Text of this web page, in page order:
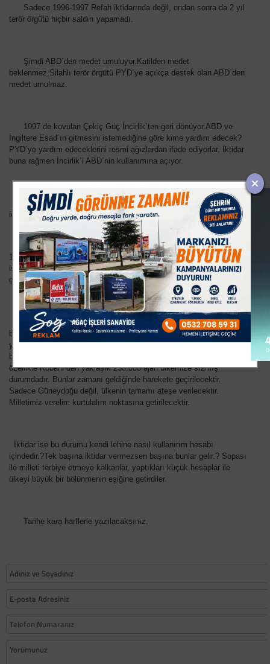
Sadece 1996-1997 Refah iktidarında değil, ondan sonra da 2 yıl
terör örgütü hiçbir saldırı yapamadı.
Şimdi ABD´den medet umuluyor.Katilden medet
beklenmez.Silahlı terör örgütü PYD´ye açıkça destek olan ABD´den
medet umulmaz.
1997 de kovulan Çekiç Güç İncirlik´ten geri dönüyor.ABD ve
İngiltere Esad´ın gitmesini istemediğine göre kime yardım edecek?
PYD´ye yardım edeceklerini resmi ağızlardan ifade ediyorlar. İktidar
buna rağmen İncirlik´i ABD´nin kullanımına açıyor.
Güçlü devletler, menfaatlerini korumak için başka devletlerden
icazet almazlar.Hele hele başka devletlerin silahlarına güvenmezler.
13 yıldır yapılmakta olan Uluslar arası Emperyalistlerin arzu ve
isteklerini milletimize hoş gösterme, zehiri bal ile karıştırıp yedirme
gayretinden başka bir şey değil.
Emperyalistlerin önümüze koyduğu ÇÖZÜM SÜRECİ ile
bölgede silahlı kuvvetlerimizin gücü budandı, antiterör kabiliyetleri
yok edildi. Bölge PKK´ya teslim edildi. Şimdi bunun sonucunda
bölgede hakimiyet tekrar sağlanamıyor. Diğer taraftan Suriye´den ve
özellikle Kobani´den yaklaşık 250.000 ajan ülkemize sızmış
durumdadır. Bunlar zamanı geldiğinde harekete geçirilecektir.
Sadece Güneydoğu değil, ülkenin tamamı ateşe verilecektir.
Milletimiz verelim kurtulalım noktasına getirilecektir.
İktidar ise bu durumu kendi lehine nasıl kullanırım hesabı
içindedir.?Tek başına iktidar vermezsen başına bunlar gelir.? Sopası
ile milleti terbiye etmeye kalkanlar, yaptıkları küçük hesaplar ile
ülkeyi büyük bir bölünmenin eşiğine getirdiler.
Tarihe kara harflerle yazılacaksınız.